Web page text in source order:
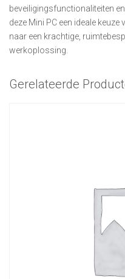
beveiligingsfunctionaliteiten
deze Mini PC een ideale
naar een krachtige,
werkoplossing.
Gerelateerde